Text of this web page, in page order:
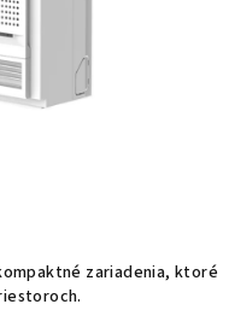
zariadenia, ktoré